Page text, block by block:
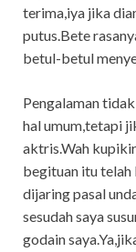
terima,iya jika
putus.Bete
betul-betul
Pengalaman
hal umum,tetapi
aktris.Wah
begituan itu
dijaring pasal
sesudah saya
godain